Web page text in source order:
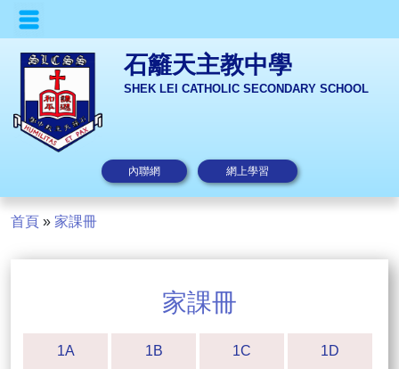
石籬天主教中學
SHEK LEI CATHOLIC SECONDARY SCHOOL
內聯網 網上學習
首頁 » 家課冊
家課冊
1A 1B 1C 1D